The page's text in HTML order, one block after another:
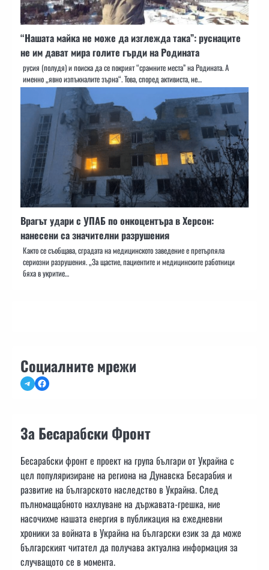
“Нашата майка не може да изглежда така”: руснаците
не им дават мира голите гърди на Родината
русия (полудя) и поиска да се покрият “срамните места” на Родината. А
именно „явно изпъкналите зърна“. Това, според активиста, не…
Врагът удари с УПАБ по онкоцентъра в Херсон:
нанесени са значителни разрушения
Както се съобщава, сградата на медицинското заведение е претърпяла
сериозни разрушения. „За щастие, пациентите и медицинските работници
бяха в укритие…
Социалните мрежи
TelegramFacebook
За Бесарабски Фронт
Бесарабски фронт е проект на група българи от Украйна с
цел популяризиране на региона на Дунавска Бесарабия и
развитие на българското наследство в Украйна. След
пълномащабното нахлуване на държавата-грешка, ние
насочихме нашата енергия в публикация на ежедневни
хроники за войната в Украйна на български език за да може
българският читател да получава актуална информация за
случващото се в момента.